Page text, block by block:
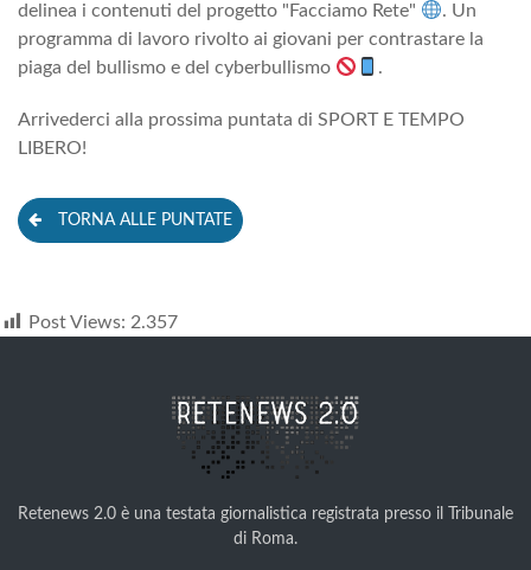
delinea i contenuti del progetto "Facciamo Rete"
. Un
programma di lavoro rivolto ai giovani per contrastare la
piaga del bullismo e del cyberbullismo
.
Arrivederci alla prossima puntata di SPORT E TEMPO
LIBERO!
TORNA ALLE PUNTATE
Post Views: 2.357
Retenews 2.0 è una testata giornalistica registrata presso il Tribunale
di Roma.